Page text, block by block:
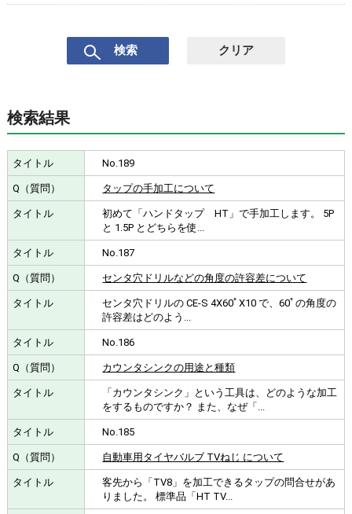
検索結果
No.189
タップの手加工について
初めて「ハンドタップ HT」で手加工します。 5P
と 1.5P とどちらを使...
No.187
センタ穴ドリルなどの角度の許容差について
センタ穴ドリルの CE-S 4X60ﾟX10 で、60ﾟの角度の
許容差はどのよう...
No.186
カウンタシンクの用途と種類
「カウンタシンク」という工具は、どのような加工
をするものですか？ また、なぜ「...
No.185
自動車用タイヤバルブ TVねじ について
客先から「TV8」を加工できるタップの問合せがあ
りました。 標準品「HT TV...